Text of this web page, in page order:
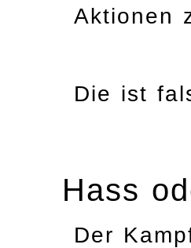
Aktionen
Die ist
Hass
Der